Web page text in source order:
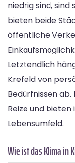
niedrig sind, sind
bieten beide
öffentliche
Letztendlich
Krefeld von
Bedürfnissen
Reize und
Lebensumfeld.
Wie ist das Klima in